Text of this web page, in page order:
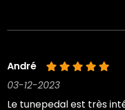
André
03-12-2023
Le tunepedal est très